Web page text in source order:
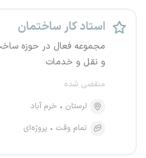
استاد کار ساختمان
مجموعه فعال در حوزه
و نقل و خدمات
منقضی شده
لرستان
خرم آباد
تمام وقت
پروژه‌ای